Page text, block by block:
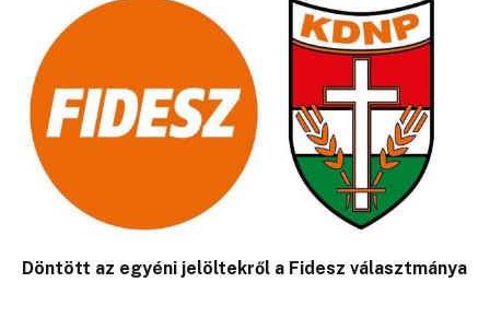
Döntött az egyéni jelöltekről a Fidesz választmánya